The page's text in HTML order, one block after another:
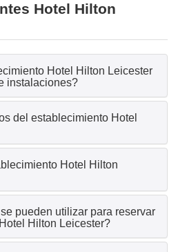
Hotel Hilton
Hotel Hilton Leicester
instalaciones?
del establecimiento Hotel
Hotel Hilton
pueden utilizar para reservar
Hilton Leicester?